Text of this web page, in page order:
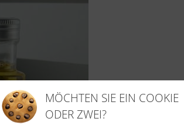
MÖCHTEN SIE EIN COOKIE
ODER ZWEI?